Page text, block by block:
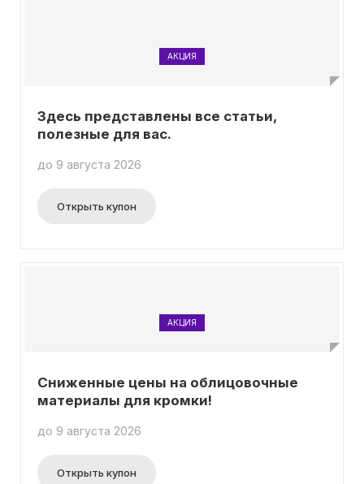
АКЦИЯ
Здесь представлены все статьи,
полезные для вас.
до 9 августа 2026
Открыть купон
АКЦИЯ
Сниженные цены на облицовочные
материалы для кромки!
до 9 августа 2026
Открыть купон